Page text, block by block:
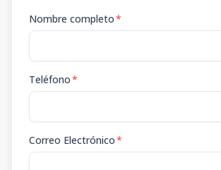
Nombre completo*
Teléfono*
Correo Electrónico*